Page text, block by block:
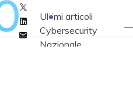
Linkedin
Email
Ultimi articoli
Cybersecurity
Nazionale